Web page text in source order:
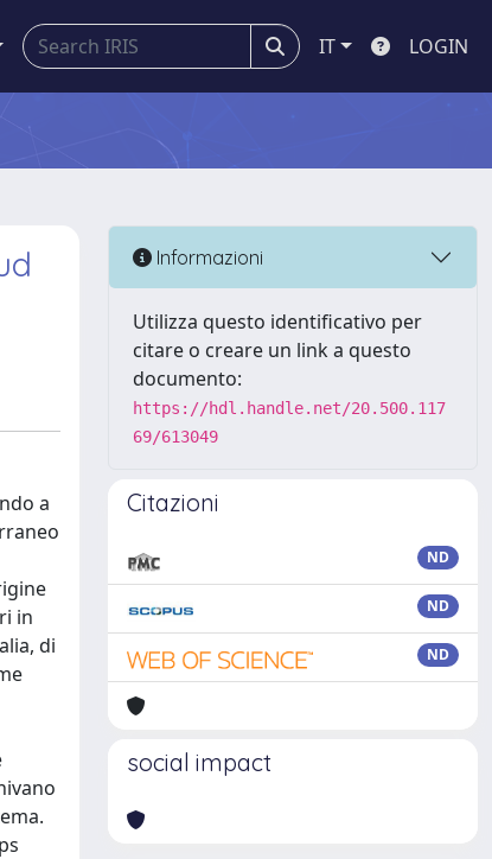
IT LOGIN
a
in
di
Informazioni
Utilizza questo identificativo per
citare o creare un link a questo
documento:
https://hdl.handle.net/20.500.117
69/613049
Citazioni
ND
ND
ND
social impact